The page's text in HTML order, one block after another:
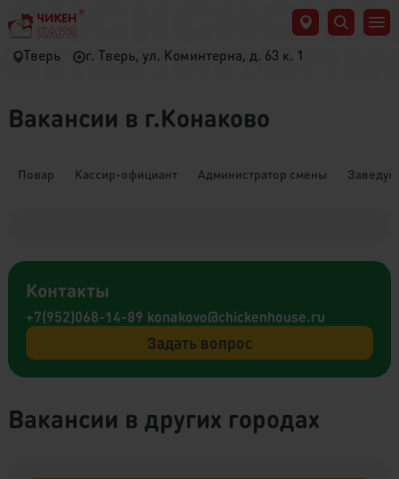
Тверь г. Тверь, ул. Коминтерна, д. 63 к. 1
Вакансии в г.Конаково
Повар Кассир-официант Администратор смены
Контакты
+7(952)068-14-89 konakovo@chickenhouse.ru
Задать вопрос
Вакансии в других городах